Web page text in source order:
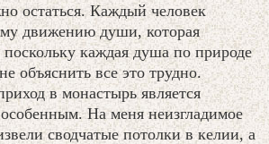
остаться. Каждый человек
движению души, которая
поскольку каждая душа по природе
объяснить все это трудно.
в монастырь является
На меня неизгладимое
сводчатые потолки в келии, а